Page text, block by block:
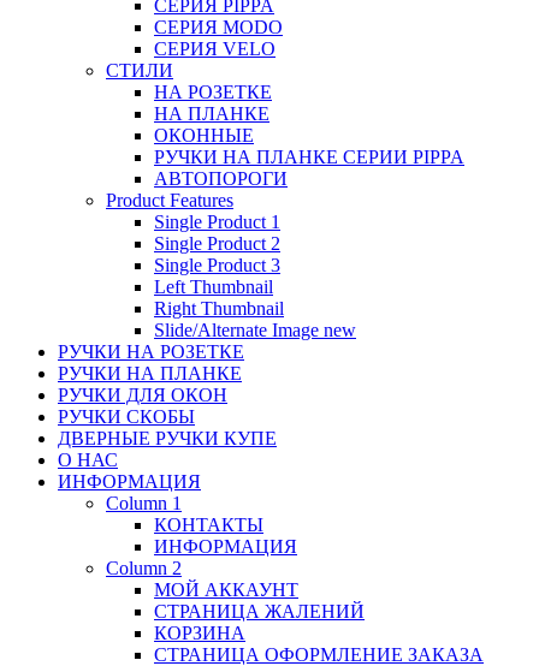
СЕРИЯ PIPPA
СЕРИЯ MODO
СЕРИЯ VELO
СТИЛИ
НА РОЗЕТКЕ
НА ПЛАНКЕ
ОКОННЫЕ
РУЧКИ НА ПЛАНКЕ СЕРИИ PIPPA
АВТОПОРОГИ
Product Features
Single Product 1
Single Product 2
Single Product 3
Left Thumbnail
Right Thumbnail
Slide/Alternate Image new
РУЧКИ НА РОЗЕТКЕ
РУЧКИ НА ПЛАНКЕ
РУЧКИ ДЛЯ ОКОН
РУЧКИ СКОБЫ
ДВЕРНЫЕ РУЧКИ КУПЕ
О НАС
ИНФОРМАЦИЯ
Column 1
КОНТАКТЫ
ИНФОРМАЦИЯ
Column 2
МОЙ АККАУНТ
СТРАНИЦА ЖАЛЕНИЙ
КОРЗИНА
СТРАНИЦА ОФОРМЛЕНИЕ ЗАКАЗА